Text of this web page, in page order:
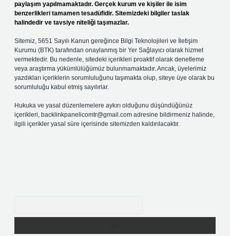
paylaşım yapılmamaktadır. Gerçek kurum ve kişiler ile isim
benzerlikleri tamamen tesadüfidir. Sitemizdeki bilgiler taslak
halindedir ve tavsiye niteliği taşımazlar.
Sitemiz, 5651 Sayılı Kanun gereğince Bilgi Teknolojileri ve İletişim
Kurumu (BTK) tarafından onaylanmış bir Yer Sağlayıcı olarak hizmet
vermektedir. Bu nedenle, sitedeki içerikleri proaktif olarak denetleme
veya araştırma yükümlülüğümüz bulunmamaktadır. Ancak, üyelerimiz
yazdıkları içeriklerin sorumluluğunu taşımakta olup, siteye üye olarak bu
sorumluluğu kabul etmiş sayılırlar.
Hukuka ve yasal düzenlemelere aykırı olduğunu düşündüğünüz
içerikleri, backlinkpanelicomtr@gmail.com adresine bildirmeniz halinde,
ilgili içerikler yasal süre içerisinde sitemizden kaldırılacaktır.